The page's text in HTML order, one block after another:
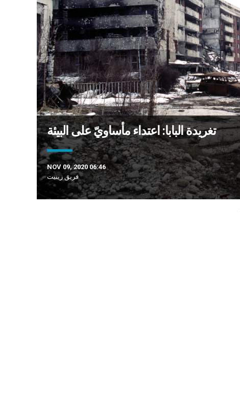
تغريدة البابا: اعتداء مأساويّ على البيئة
NOV 09, 2020 06:46
فريق زينيت